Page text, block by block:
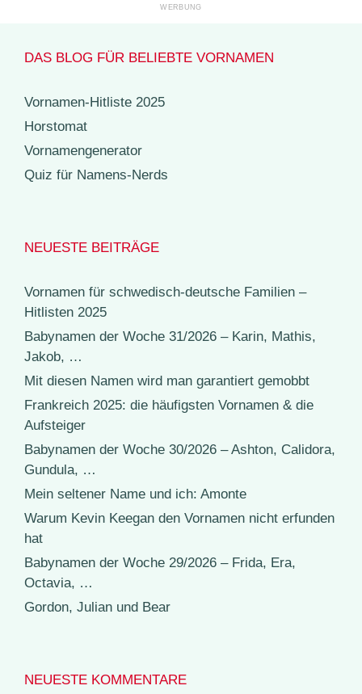
DAS BLOG FÜR BELIEBTE VORNAMEN
Vornamen-Hitliste 2025
Horstomat
Vornamengenerator
Quiz für Namens-Nerds
NEUESTE BEITRÄGE
Vornamen für schwedisch-deutsche Familien –
Hitlisten 2025
Babynamen der Woche 31/2026 – Karin, Mathis,
Jakob, …
Mit diesen Namen wird man garantiert gemobbt
Frankreich 2025: die häufigsten Vornamen & die
Aufsteiger
Babynamen der Woche 30/2026 – Ashton, Calidora,
Gundula, …
Mein seltener Name und ich: Amonte
Warum Kevin Keegan den Vornamen nicht erfunden
hat
Babynamen der Woche 29/2026 – Frida, Era,
Octavia, …
Gordon, Julian und Bear
NEUESTE KOMMENTARE